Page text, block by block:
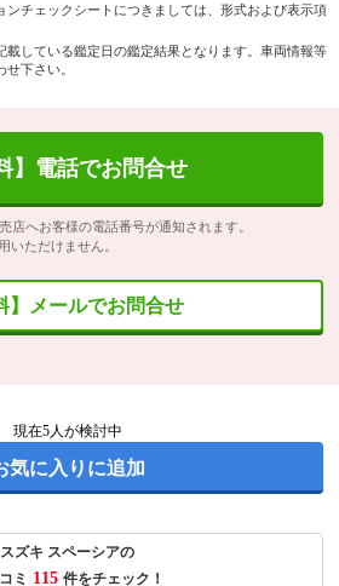
チェックシートにつきましては、形式および表示項
している鑑定日の鑑定結果となります。車両情報等
下さい。
】電話でお問合せ
店へお客様の電話番号が通知されます。
いただけません。
】メールでお問合せ
現在5人が検討中
気に入りに追加
スズキ スペーシアの
ミ 115 件をチェック！